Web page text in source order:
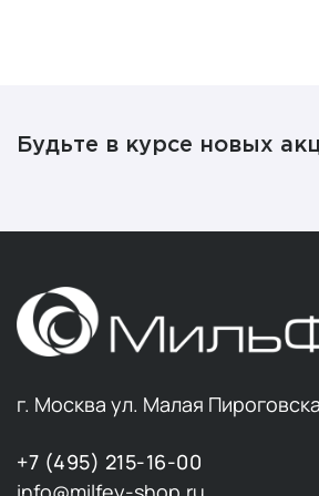
Будьте в курсе новых
г. Москва ул. Малая
+7 (495) 215-16-00